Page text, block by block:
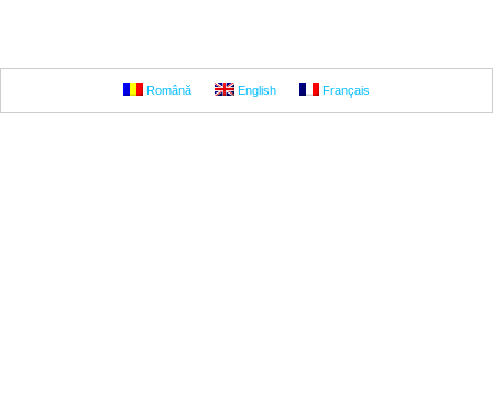
Română English Français